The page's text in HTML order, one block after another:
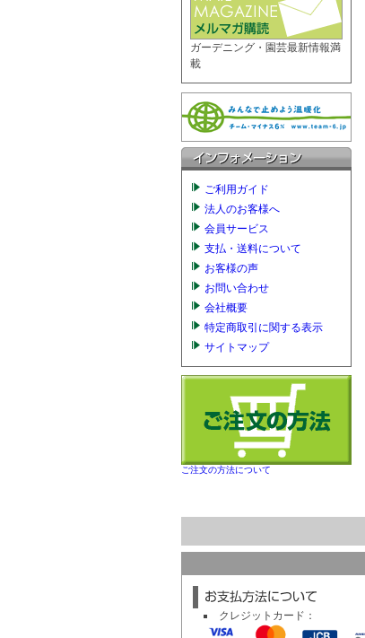
ガーデニング・園芸最新情報満
載
ご利用ガイド
法人のお客様へ
会員サービス
支払・送料について
お客様の声
お問い合わせ
会社概要
特定商取引に関する表示
サイトマップ
ご注文の方法について
クレジットカード：